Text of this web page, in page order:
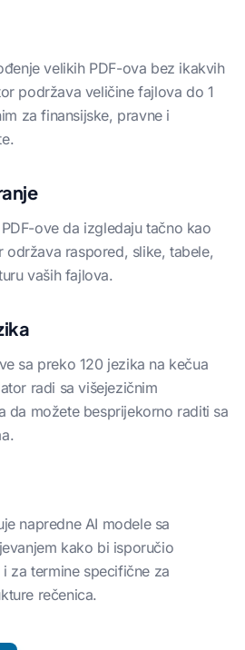
velikih PDF-ova bez ikakvih
podržava veličine fajlova do 1
za finansijske, pravne i
ove da izgledaju tačno kao
održava raspored, slike, tabele,
vaših fajlova.
sa preko 120 jezika na kečua
radi sa višejezičnim
da možete besprijekorno raditi sa
napredne AI modele sa
kako bi isporučio
za termine specifične za
rečenica.